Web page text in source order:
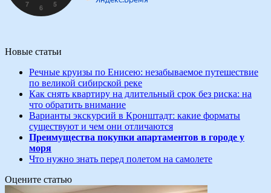
Новые статьи
Речные круизы по Енисею: незабываемое путешествие
по великой сибирской реке
Как снять квартиру на длительный срок без риска: на
что обратить внимание
Варианты экскурсий в Кронштадт: какие форматы
существуют и чем они отличаются
Преимущества покупки апартаментов в городе у
моря
Что нужно знать перед полетом на самолете
Оцените статью